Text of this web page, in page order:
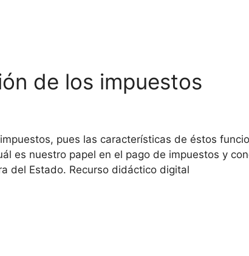
de los impuestos
pues las características de éstos
es nuestro papel en el pago de impuestos y
del Estado. Recurso didáctico digital